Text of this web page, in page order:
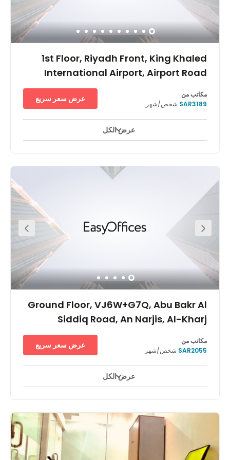
1st Floor, Riyadh Front, King Khaled
International Airport, Airport Road
مرافق ذوي الاحتياجات الخاصة
space at Riyadh Business Front. Enjoy a convenient
location for meeting guests and colleagues downtown
one day, and stepping onto a plane the next.Find your
place in a thriving entrepreneurial community and get
together with potential collaborators in relaxed breakout
areas. When it’s time to step away from the desk, explore
the Riyadh Front open-air mall, or head into the city.
مكاتب من
SAR3189شخص/شهر
عرض سعر سريع
عرض الكل
Ground Floor, VJ6W+G7Q, Abu Bakr Al
Siddiq Road, An Narjis, Al-Kharj
مكاتب من
SAR2055 شخص/شهر
عرض سعر سريع
عرض الكل